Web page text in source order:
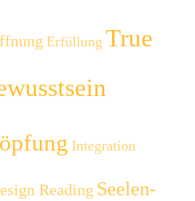
Erfüllung True
Integration
Reading Seelen-